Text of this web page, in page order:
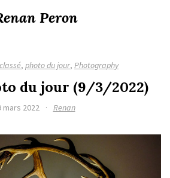
Peron
, photo du jour, Photography
du jour (9/3/2022)
mars 2022 · Renan